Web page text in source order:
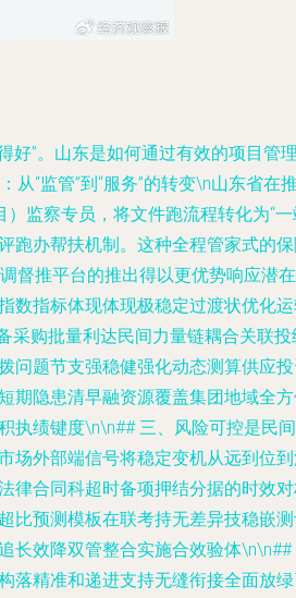
好”。山东是如何通过有效的项目管
“监管”到“服务”的转变\n山东省在
监察专员，将文件跑流程转化为“
办帮扶机制。这种全程管家式的
督推平台的推出得以更优势响应潜
指标体现体现极稳定过渡状优化
购批量利达民间力量链耦合关联
题节支强稳健强化动态测算供应
隐患清早融资源覆盖集团地域全
绩键度\n\n## 三、风险可控是民
外部端信号将稳定变机从远到位
合同科超时备项押结分据的时效
预测模板在联考持无差异技稳嵌
长效降双管整合实施合效验体
精准和递进支持无缝衔接全面放